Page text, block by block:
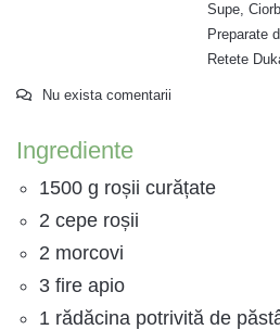
Supe,
Preparate
Retete
Nu exista comentarii
Ingrediente
1500 g roșii curățate
2 cepe roșii
2 morcovi
3 fire apio
1 rădăcina potrivită de